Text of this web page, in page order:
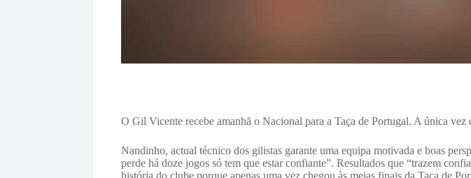
O Gil Vicente recebe amanhã o Nacional para a Taça de Portugal. A única
Nandinho, actual técnico dos gilistas garante uma equipa motivada e boas
perde há doze jogos só tem que estar confiante”. Resultados que “trazem
história do clube porque apenas uma vez chegou às meias finais da Taça de